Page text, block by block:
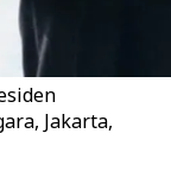
Jakarta,